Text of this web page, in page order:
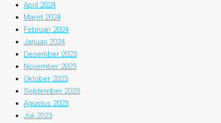
April 2024
Maret 2024
Februari 2024
Januari 2024
Desember 2023
November 2023
Oktober 2023
September 2023
Agustus 2023
Juli 2023